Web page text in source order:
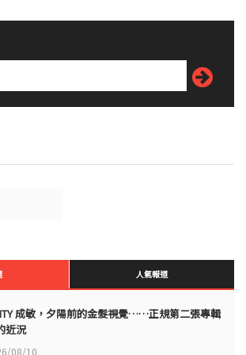
人氣報道
成敏，夕陽前的金髮視覺……正規第二張專輯
近況
08/10